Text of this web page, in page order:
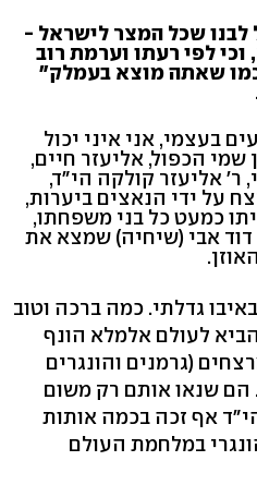
שכל המצר לישראל -
לפי רעתו וערמת רוב
כמו שאתה מוצא בעמלק"
בעצמי, אני איני יכול
שמי הכפול, אליעזר חיים,
אליעזר קולקה הי"ד,
על ידי הנאצים ביערות,
כמעט כל בני משפחתו,
דוד אבי (שיחיה) שמצא את
גדלתי. כמה ברכה וטוב
לעולם אלמלא הונף
(גרמנים והונגרים
הם שנאו אותם רק משום
אף זכה בכמה אותות
במלחמת העולם